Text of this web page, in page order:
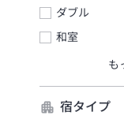
ダブル
和室
宿タイプ